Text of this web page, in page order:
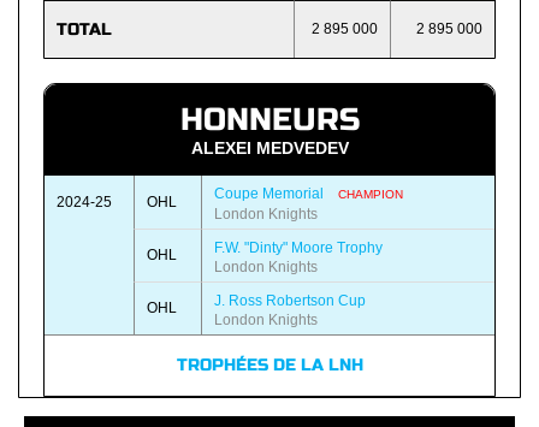
TOTAL 2 895 000 2 895 000
HONNEURS
ALEXEI MEDVEDEV
2024-25 OHL Coupe Memorial CHAMPION
London Knights
OHL
F.W. "Dinty" Moore Trophy
London Knights
OHL
J. Ross Robertson Cup
London Knights
TROPHÉES DE LA LNH